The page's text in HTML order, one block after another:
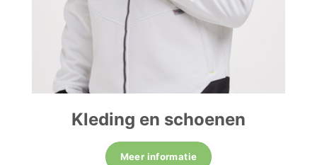
Kleding en schoenen
Meer informatie